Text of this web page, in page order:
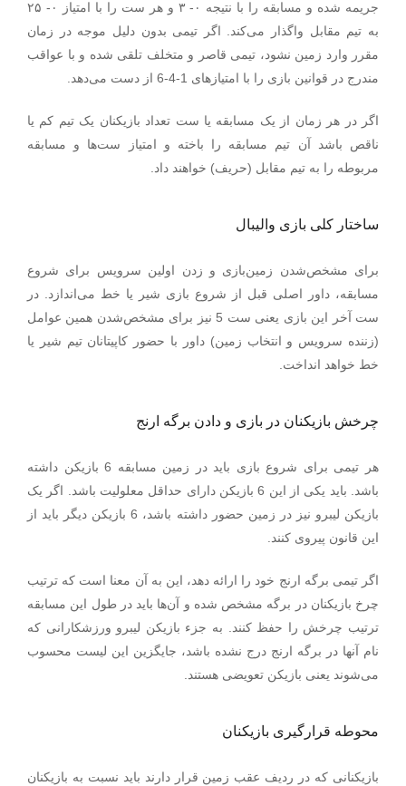
جریمه شده و مسابقه را با نتیجه ۰- ۳ و هر ست را با امتیاز ۰- ۲۵
به تیم مقابل واگذار می‌کند. اگر تیمی بدون دلیل موجه در زمان
مقرر وارد زمین نشود، تیمی قاصر و متخلف تلقی شده و با عواقب
مندرج در قوانین بازی را با امتیازهای 1-4-6 از دست می‌دهد
.
اگر در هر زمان از یک مسابقه یا ست تعداد بازیکنان یک تیم کم یا
ناقص باشد آن تیم مسابقه را باخته و امتیاز ست‌ها و مسابقه
مربوطه را به تیم مقابل (حریف) خواهند داد.
ساختار کلی بازی والیبال
برای مشخص‌شدن زمین‌بازی و زدن اولین سرویس برای شروع
مسابقه، داور اصلی قبل از شروع بازی شیر یا خط می‌اندازد. در
ست آخر این بازی یعنی ست 5 نیز برای مشخص‌شدن همین عوامل
(زننده سرویس و انتخاب زمین) داور با حضور کاپیتانان تیم شیر یا
خط خواهد انداخت.
چرخش بازیکنان در بازی و دادن برگه ارنج
هر تیمی برای شروع بازی باید در زمین مسابقه 6 بازیکن داشته
باشد. باید یکی از این 6 بازیکن دارای حداقل معلولیت باشد. اگر یک
بازیکن لیبرو نیز در زمین حضور داشته باشد، 6 بازیکن دیگر باید از
این قانون پیروی کنند.
اگر تیمی برگه ارنج خود را ارائه دهد، این به آن معنا است که ترتیب
چرخ بازیکنان در برگه مشخص شده و آن‌ها باید در طول این مسابقه
ترتیب چرخش را حفظ کنند. به جزء بازیکن لیبرو ورزشکارانی که
نام آنها در برگه ارنج درج نشده باشد، جایگزین این لیست محسوب
می‌شوند یعنی بازیکن تعویضی هستند.
محوطه قرارگیری بازیکنان
بازیکنانی که در ردیف عقب زمین قرار دارند باید نسبت به بازیکنان